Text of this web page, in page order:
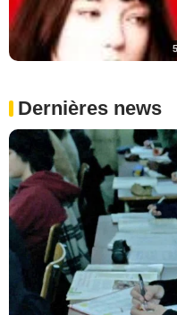
Dernières news